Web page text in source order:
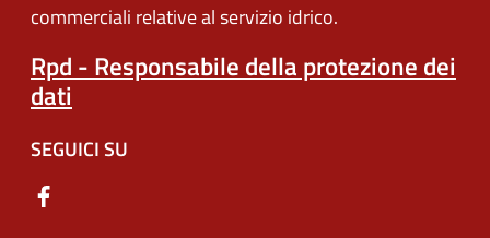
commerciali relative al servizio idrico.
Rpd - Responsabile della protezione dei
dati
SEGUICI SU